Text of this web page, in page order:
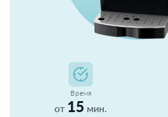
Время
от 15 мин.